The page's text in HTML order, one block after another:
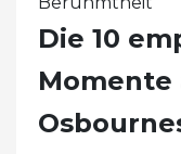
Die 10
Momente